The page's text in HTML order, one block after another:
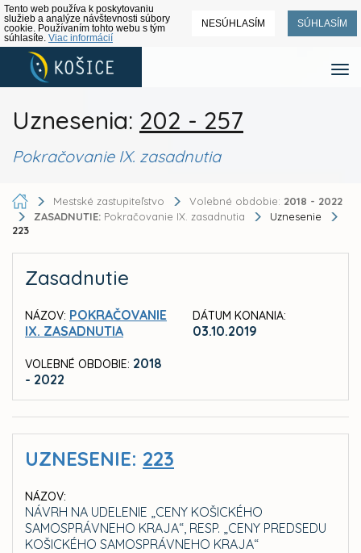
Tento web používa k poskytovaniu
služieb a analýze návštevnosti súbory
cookie. Používaním tohto webu s tým
súhlasíte. Viac informácií
NESÚHLASÍM SÚHLASÍM
Uznesenia: 202 - 257
Pokračovanie IX. zasadnutia
Mestské zastupiteľstvo Volebné obdobie: 2018 - 2022
ZASADNUTIE: Pokračovanie IX. zasadnutia
Uznesenie
223
Zasadnutie
NÁZOV: POKRAČOVANIE
IX. ZASADNUTIA
VOLEBNÉ OBDOBIE: 2018
- 2022
DÁTUM KONANIA:
03.10.2019
UZNESENIE: 223
NÁZOV:
NÁVRH NA UDELENIE „CENY KOŠICKÉHO
SAMOSPRÁVNEHO KRAJA“, RESP. „CENY PREDSEDU
KOŠICKÉHO SAMOSPRÁVNEHO KRAJA“